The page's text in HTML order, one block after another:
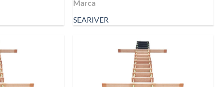
Marca
SEARIVER